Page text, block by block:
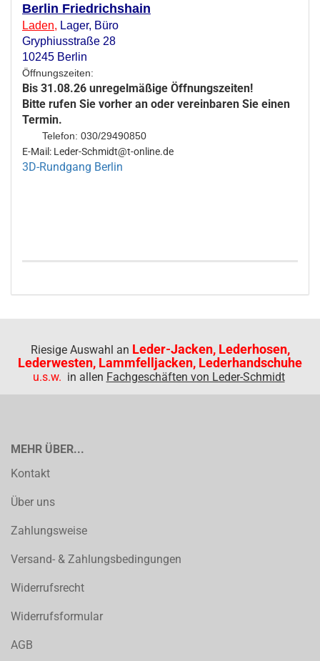
Berlin Friedrichshain
Laden, Lager, Büro
Gryphiusstraße 28
10245 Berlin
Öffnungszeiten:
Bis 31.08.26 unregelmäßige Öffnungszeiten!
Bitte rufen Sie vorher an oder vereinbaren Sie einen
Termin.
Telefon: 030/29490850
E-Mail: Leder-Schmidt@t-online.de
3D-Rundgang Berlin
Riesige Auswahl an Leder-Jacken, Lederhosen,
Lederwesten, Lammfelljacken, Lederhandschuhe
u.s.w. in allen Fachgeschäften von Leder-Schmidt
MEHR ÜBER...
Kontakt
Über uns
Zahlungsweise
Versand- & Zahlungsbedingungen
Widerrufsrecht
Widerrufsformular
AGB